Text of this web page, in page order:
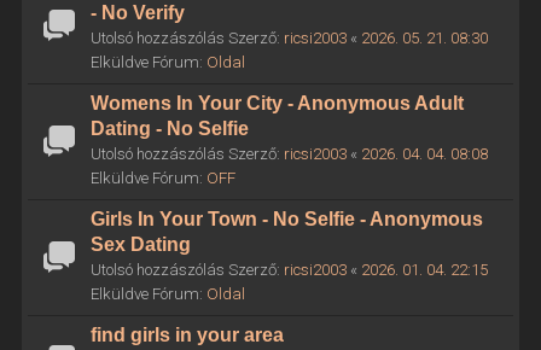
- No Verify
Utolsó hozzászólás Szerző: ricsi2003« 2026. 05. 21. 08:30
Elküldve Fórum: Oldal
Womens In Your City - Anonymous Adult
Dating - No Selfie
Utolsó hozzászólás Szerző: ricsi2003« 2026. 04. 04. 08:08
Elküldve Fórum: OFF
Girls In Your Town - No Selfie - Anonymous
Sex Dating
Utolsó hozzászólás Szerző: ricsi2003« 2026. 01. 04. 22:15
Elküldve Fórum: Oldal
find girls in your area